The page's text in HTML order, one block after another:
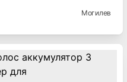
Могилев